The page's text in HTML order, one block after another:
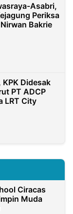
Asabri,
Periksa
Bakrie
Didesak
PT ADCP
LRT City
Ciracas
Muda